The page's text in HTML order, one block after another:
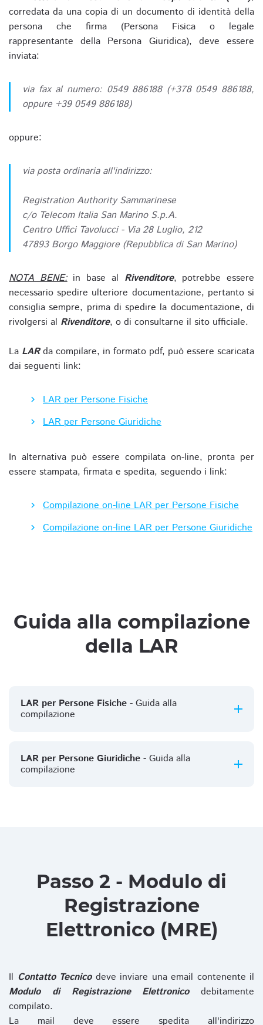
corredata da una copia di un documento di identità della
persona che firma (Persona Fisica o legale
rappresentante della Persona Giuridica), deve essere
inviata:
via fax al numero: 0549 886188 (+378 0549 886188,
oppure +39 0549 886188)
oppure:
via posta ordinaria all'indirizzo:
Registration Authority Sammarinese
c/o Telecom Italia San Marino S.p.A.
Centro Uffici Tavolucci - Via 28 Luglio, 212
47893 Borgo Maggiore (Repubblica di San Marino)
NOTA BENE:in base al Rivenditore, potrebbe essere
necessario spedire ulteriore documentazione, pertanto si
consiglia sempre, prima di spedire la documentazione, di
rivolgersi al Rivenditore, o di consultarne il sito ufficiale.
La LARda compilare, in formato pdf, può essere scaricata
dai seguenti link:
LAR per Persone Fisiche
LAR per Persone Giuridiche
In alternativa può essere compilata on-line, pronta per
essere stampata, firmata e spedita, seguendo i link:
Compilazione on-line LAR per Persone Fisiche
Compilazione on-line LAR per Persone Giuridiche
Guida alla compilazione
della LAR
LAR per Persone Fisiche - Guida alla
compilazione
LAR per Persone Giuridiche - Guida alla
compilazione
Passo 2 - Modulo di
Registrazione
Elettronico (MRE)
Il Contatto Tecnicodeve inviare una email contenente il
Modulo di Registrazione Elettronicodebitamente
compilato.
La mail deve essere spedita all'indirizzo